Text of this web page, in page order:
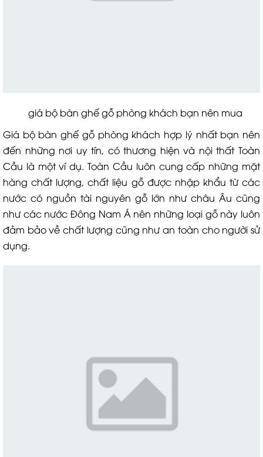
giá bộ bàn ghế gỗ phòng khách bạn nên mua
Giá bộ bàn ghế gỗ phòng khách hợp lý nhất bạn nên
đến những nơi uy tín, có thương hiện và nội thất Toàn
Cầu là một ví dụ. Toàn Cầu luôn cung cấp những mặt
hàng chất lượng, chất liệu gỗ được nhập khẩu từ các
nước có nguồn tài nguyên gỗ lớn như châu Âu cũng
như các nước Đông Nam Á nên những loại gỗ này luôn
đảm bảo về chất lượng cũng như an toàn cho người sử
dụng.